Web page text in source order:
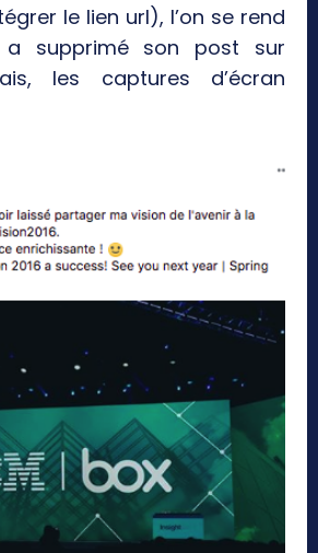
le lien url), l’on se rend
a supprimé son post sur
les captures d’écran